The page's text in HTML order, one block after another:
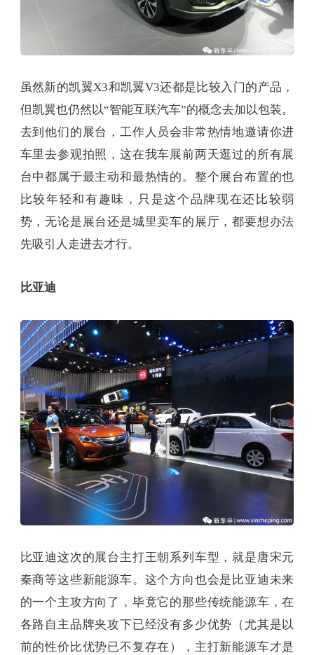
虽然新的凯翼X3和凯翼V3还都是比较入门的产品，
但凯翼也仍然以“智能互联汽车”的概念去加以包装。
去到他们的展台，工作人员会非常热情地邀请你进
车里去参观拍照，这在我车展前两天逛过的所有展
台中都属于最主动和最热情的。整个展台布置的也
比较年轻和有趣味，只是这个品牌现在还比较弱
势，无论是展台还是城里卖车的展厅，都要想办法
先吸引人走进去才行。
比亚迪
比亚迪这次的展台主打王朝系列车型，就是唐宋元
秦商等这些新能源车。这个方向也会是比亚迪未来
的一个主攻方向了，毕竟它的那些传统能源车，在
各路自主品牌夹攻下已经没有多少优势（尤其是以
前的性价比优势已不复存在），主打新能源车才是